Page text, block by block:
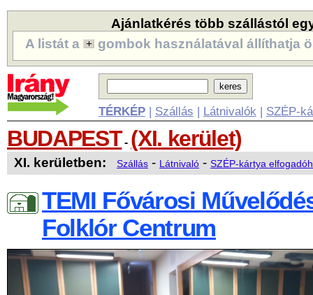
Ajánlatkérés több szállástól
A listát a
gombok használatával állíthatja
TÉRKÉP| Szállás | Látnivalók | SZÉP-
BUDAPEST - (XI. kerület)
XI. kerületben: Szállás - Látnivaló - SZÉP-kártya
TEMI Fővárosi
Folklór Centrum